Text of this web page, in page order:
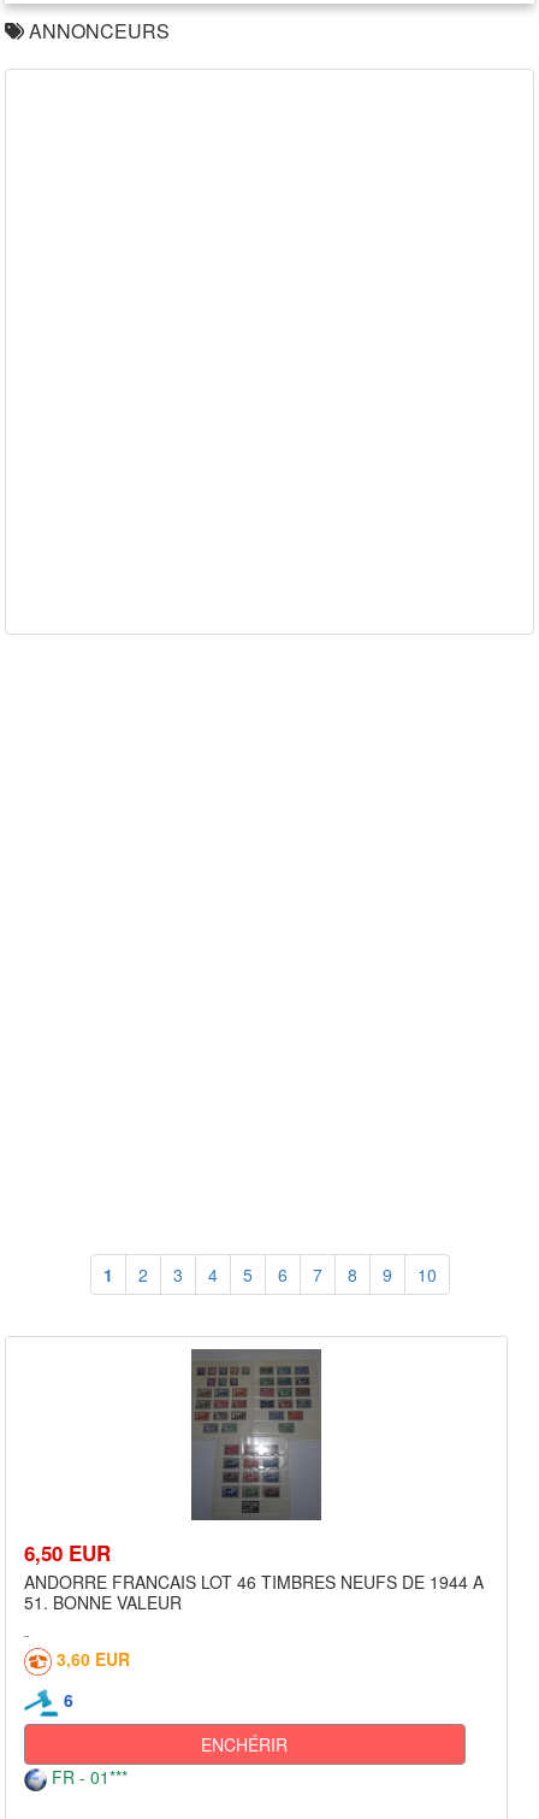
ANNONCEURS
1 2 3 4 5 6 7 8 9 10
6,50 EUR
ANDORRE FRANCAIS LOT 46 TIMBRES NEUFS DE 1944 A
51. BONNE VALEUR
3,60 EUR
6
ENCHÉRIR
FR - 01***